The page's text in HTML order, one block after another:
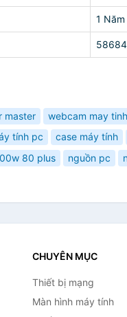
1 Năm
master webcam may tinh
tính pc case máy tính
80 plus nguồn pc
CHUYÊN MỤC
Thiết bị mạng
Màn hình máy tính